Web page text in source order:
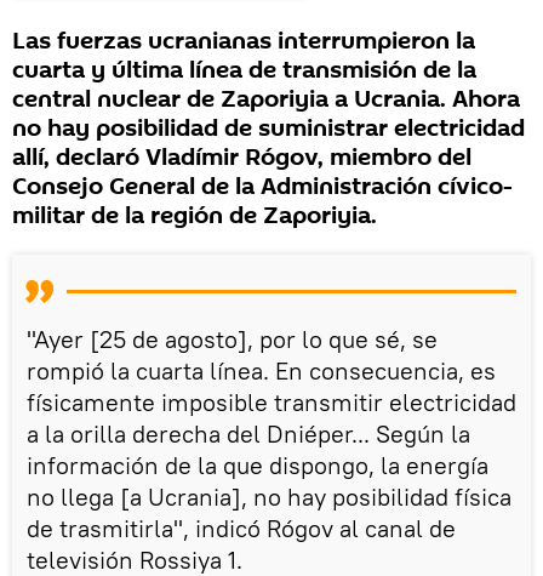
Las fuerzas ucranianas interrumpieron la
cuarta y última línea de transmisión de la
central nuclear de Zaporiyia a Ucrania. Ahora
no hay posibilidad de suministrar electricidad
allí, declaró Vladímir Rógov, miembro del
Consejo General de la Administración cívico-
militar de la región de Zaporiyia.
"Ayer [25 de agosto], por lo que sé, se
rompió la cuarta línea. En consecuencia, es
físicamente imposible transmitir electricidad
a la orilla derecha del Dniéper... Según la
información de la que dispongo, la energía
no llega [a Ucrania], no hay posibilidad física
de trasmitirla", indicó Rógov al canal de
televisión Rossiya 1.